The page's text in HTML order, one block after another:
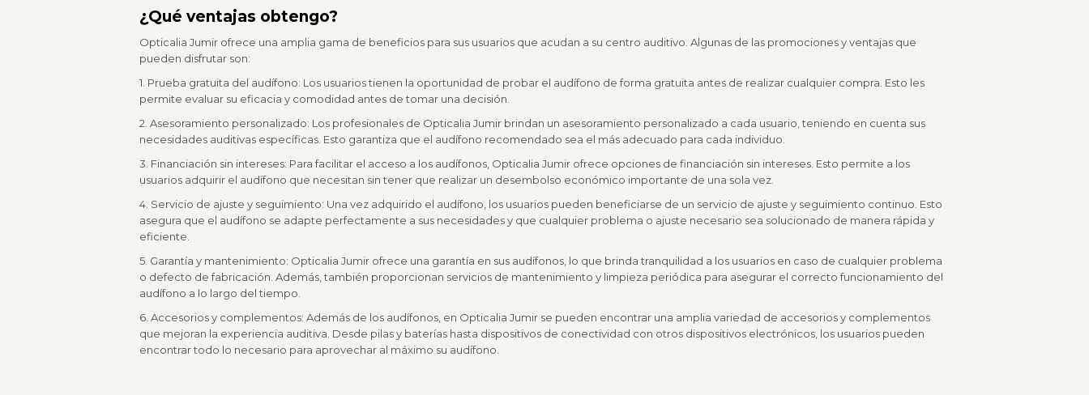
¿Qué ventajas obtengo?
Opticalia Jumir ofrece una amplia gama de beneficios para sus usuarios que acudan a su centro auditivo. Algunas de las promociones y ventajas que
pueden disfrutar son:
1. Prueba gratuita del audífono: Los usuarios tienen la oportunidad de probar el audífono de forma gratuita antes de realizar cualquier compra. Esto les
permite evaluar su eficacia y comodidad antes de tomar una decisión.
2. Asesoramiento personalizado: Los profesionales de Opticalia Jumir brindan un asesoramiento personalizado a cada usuario, teniendo en cuenta sus
necesidades auditivas específicas. Esto garantiza que el audífono recomendado sea el más adecuado para cada individuo.
3. Financiación sin intereses: Para facilitar el acceso a los audífonos, Opticalia Jumir ofrece opciones de financiación sin intereses. Esto permite a los
usuarios adquirir el audífono que necesitan sin tener que realizar un desembolso económico importante de una sola vez.
4. Servicio de ajuste y seguimiento: Una vez adquirido el audífono, los usuarios pueden beneficiarse de un servicio de ajuste y seguimiento continuo. Esto
asegura que el audífono se adapte perfectamente a sus necesidades y que cualquier problema o ajuste necesario sea solucionado de manera rápida y
eficiente.
5. Garantía y mantenimiento: Opticalia Jumir ofrece una garantía en sus audífonos, lo que brinda tranquilidad a los usuarios en caso de cualquier problema
o defecto de fabricación. Además, también proporcionan servicios de mantenimiento y limpieza periódica para asegurar el correcto funcionamiento del
audífono a lo largo del tiempo.
6. Accesorios y complementos: Además de los audífonos, en Opticalia Jumir se pueden encontrar una amplia variedad de accesorios y complementos
que mejoran la experiencia auditiva. Desde pilas y baterías hasta dispositivos de conectividad con otros dispositivos electrónicos, los usuarios pueden
encontrar todo lo necesario para aprovechar al máximo su audífono.